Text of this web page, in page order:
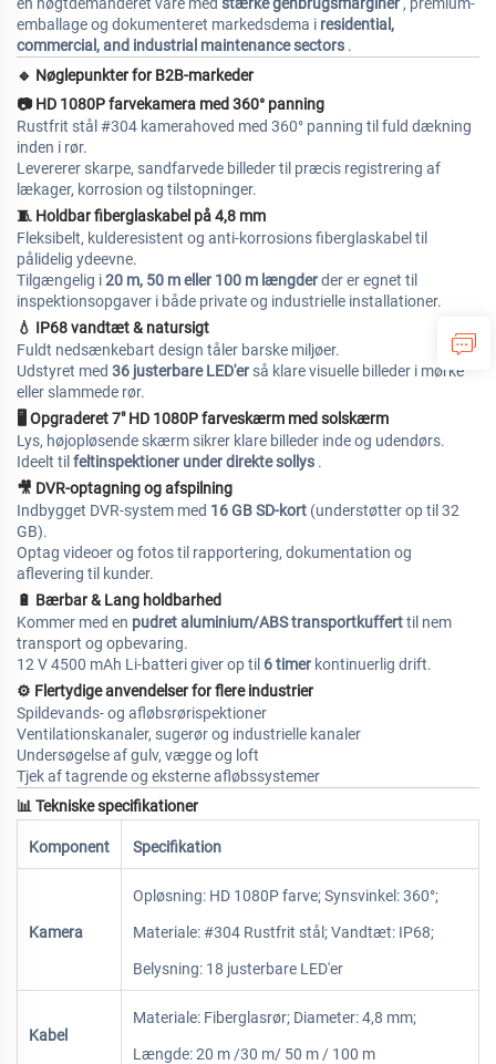
emballage og dokumenteret markedsdema i residential,
commercial, and industrial maintenance sectors .
🔹 Nøglepunkter for B2B-markeder
📷HD 1080P farvekamera med 360° panning
Rustfrit stål #304 kamerahoved med 360° panning til fuld dækning
inden i rør.
Levererer skarpe, sandfarvede billeder til præcis registrering af
lækager, korrosion og tilstopninger.
🧵 Holdbar fiberglaskabel på 4,8 mm
Fleksibelt, kulderesistent og anti-korrosions fiberglaskabel til
pålidelig ydeevne.
Tilgængelig i20 m, 50 m eller 100 m længderder er egnet til
inspektionsopgaver i både private og industrielle installationer.
💧 IP68 vandtæt & natursigt
Fuldt nedsænkebart design tåler barske miljøer.
Udstyret med 36 justerbare LED'er så klare visuelle billeder i mørke
eller slammede rør.
🖥 Opgraderet 7" HD 1080P farveskærm med solskærm
Lys, højopløsende skærm sikrer klare billeder inde og udendørs.
Ideelt til feltinspektioner under direkte sollys .
🎥 DVR-optagning og afspilning
Indbygget DVR-system med 16 GB SD-kort (understøtter op til 32
GB).
Optag videoer og fotos til rapportering, dokumentation og
aflevering til kunder.
🔋 Bærbar & Lang holdbarhed
Kommer med en pudret aluminium/ABS transportkufferttil nem
transport og opbevaring.
12 V 4500 mAh Li-batteri giver op til 6 timer kontinuerlig drift.
⚙ Flertydige anvendelser for flere industrier
Spildevands- og afløbsrørispektioner
Ventilationskanaler, sugerør og industrielle kanaler
Undersøgelse af gulv, vægge og loft
Tjek af tagrende og eksterne afløbssystemer
📊 Tekniske specifikationer
Komponent Specifikation
Kamera
Opløsning: HD 1080P farve; Synsvinkel: 360°;
Materiale: #304 Rustfrit stål; Vandtæt: IP68;
Belysning: 18 justerbare LED'er
Kabel
Materiale: Fiberglasrør; Diameter: 4,8 mm;
Længde: 20 m /30 m/ 50 m / 100 m